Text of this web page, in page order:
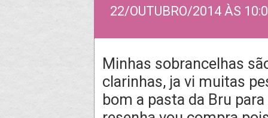
22/OUTUBRO/2014 ÀS
Minhas sobrancelhas
clarinhas, ja vi muitas
bom a pasta da Bru